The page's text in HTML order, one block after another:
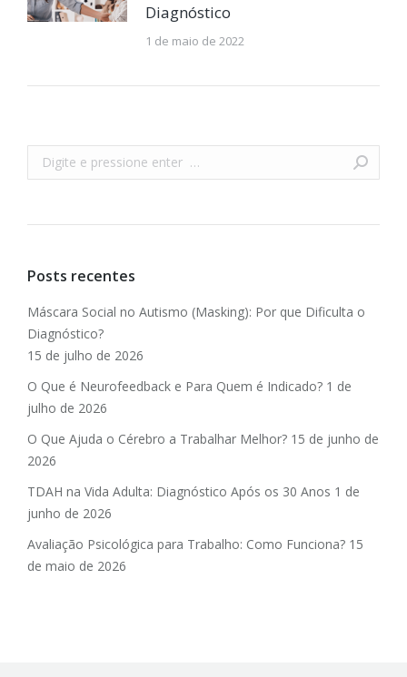
Diagnóstico
1 de maio de 2022
Buscar
Posts recentes
Máscara Social no Autismo (Masking): Por que Dificulta o
Diagnóstico?
15 de julho de 2026
O Que é Neurofeedback e Para Quem é Indicado? 1 de
julho de 2026
O Que Ajuda o Cérebro a Trabalhar Melhor? 15 de junho de
2026
TDAH na Vida Adulta: Diagnóstico Após os 30 Anos 1 de
junho de 2026
Avaliação Psicológica para Trabalho: Como Funciona? 15
de maio de 2026